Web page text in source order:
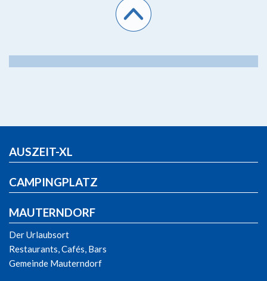
AUSZEIT-XL
CAMPINGPLATZ
MAUTERNDORF
Der Urlaubsort
Restaurants, Cafés, Bars
Gemeinde Mauterndorf